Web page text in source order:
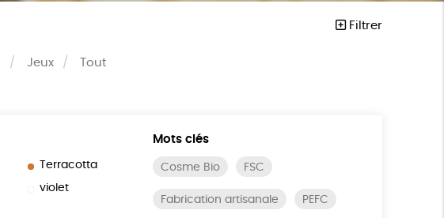
Filtrer
Jeux Tout
Terracotta
violet
Mots clés
Cosme Bio FSC
Fabrication artisanale PEFC